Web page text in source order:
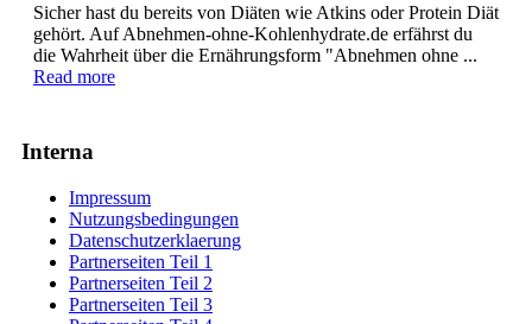
Sicher hast du bereits von Diäten wie Atkins oder Protein Diät
gehört. Auf Abnehmen-ohne-Kohlenhydrate.de erfährst du
die Wahrheit über die Ernährungsform "Abnehmen ohne ...
Read more
Interna
Impressum
Nutzungsbedingungen
Datenschutzerklaerung
Partnerseiten Teil 1
Partnerseiten Teil 2
Partnerseiten Teil 3